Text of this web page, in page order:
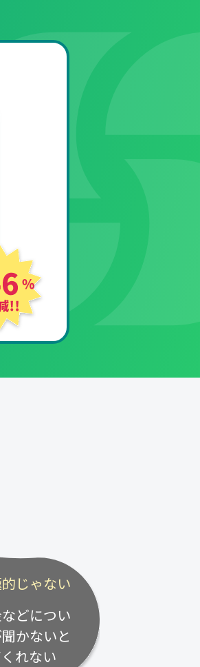
じゃない
どについ
かないと
れない